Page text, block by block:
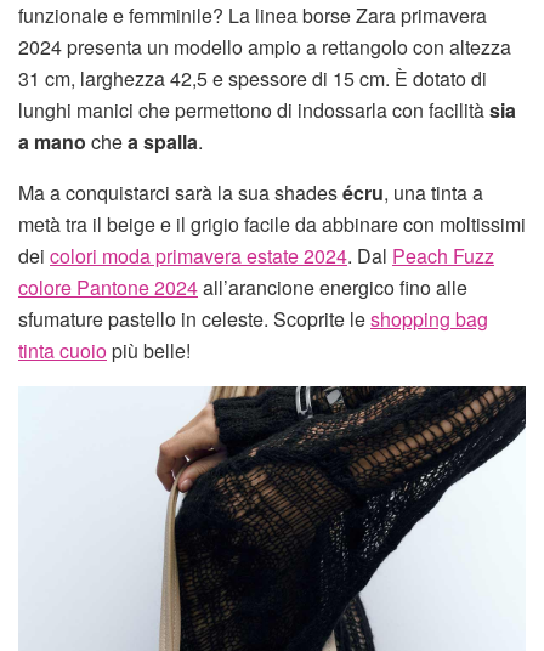
funzionale e femminile? La linea borse Zara primavera
2024 presenta un modello ampio a rettangolo con altezza
31 cm, larghezza 42,5 e spessore di 15 cm. È dotato di
lunghi manici che permettono di indossarla con facilitàsia
a mano chea spalla.
Ma a conquistarci sarà la sua shadesécru, una tinta a
metà tra il beige e il grigio facile da abbinare con moltissimi
dei colori moda primavera estate 2024. Dal Peach Fuzz
colore Pantone 2024all’arancione energico fino alle
sfumature pastello in celeste. Scoprite leshopping bag
tinta cuoiopiù belle!